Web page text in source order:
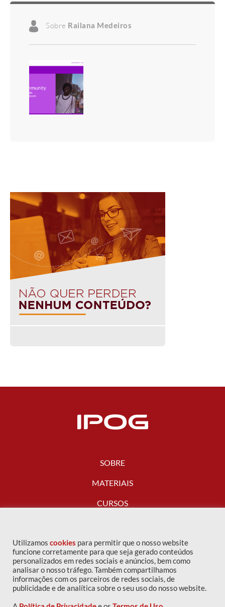
Sobre Railana Medeiros
SOBRE
MATERIAIS
CURSOS
FALE CONOSCO
Utilizamos cookies para permitir que o nosso website
funcione corretamente para que seja gerado conteúdos
personalizados em redes sociais e anúncios, bem como
analisar o nosso tráfego. Também compartilhamos
informações com os parceiros de redes sociais, de
publicidade e de analítica sobre o seu uso do nosso website.